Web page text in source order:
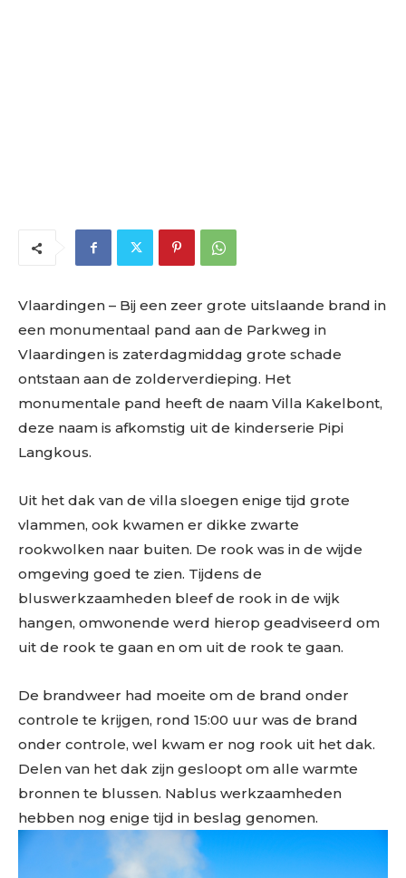
Vlaardingen – Bij een zeer grote uitslaande brand in
een monumentaal pand aan de Parkweg in
Vlaardingen is zaterdagmiddag grote schade
ontstaan aan de zolderverdieping. Het
monumentale pand heeft de naam Villa Kakelbont,
deze naam is afkomstig uit de kinderserie Pipi
Langkous.
Uit het dak van de villa sloegen enige tijd grote
vlammen, ook kwamen er dikke zwarte
rookwolken naar buiten. De rook was in de wijde
omgeving goed te zien. Tijdens de
bluswerkzaamheden bleef de rook in de wijk
hangen, omwonende werd hierop geadviseerd om
uit de rook te gaan en om uit de rook te gaan.
De brandweer had moeite om de brand onder
controle te krijgen, rond 15:00 uur was de brand
onder controle, wel kwam er nog rook uit het dak.
Delen van het dak zijn gesloopt om alle warmte
bronnen te blussen. Nablus werkzaamheden
hebben nog enige tijd in beslag genomen.